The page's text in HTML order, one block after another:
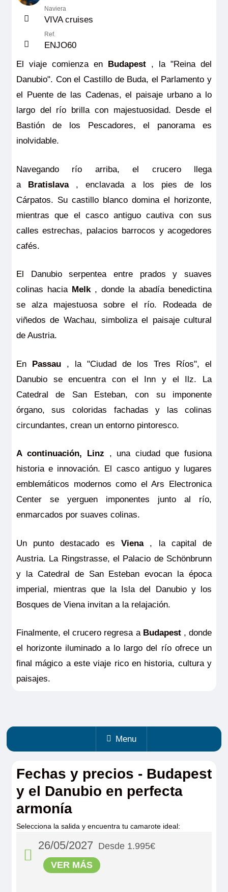
Naviera
VIVA cruises
Ref.
ENJO60
El viaje comienza en Budapest , la "Reina del
Danubio". Con el Castillo de Buda, el Parlamento y
el Puente de las Cadenas, el paisaje urbano a lo
largo del río brilla con majestuosidad. Desde el
Bastión de los Pescadores, el panorama es
inolvidable.
Navegando río arriba, el crucero llega
a Bratislava, enclavada a los pies de los
Cárpatos. Su castillo blanco domina el horizonte,
mientras que el casco antiguo cautiva con sus
calles estrechas, palacios barrocos y acogedores
cafés.
El Danubio serpentea entre prados y suaves
colinas hacia Melk, donde la abadía benedictina
se alza majestuosa sobre el río. Rodeada de
viñedos de Wachau, simboliza el paisaje cultural
de Austria.
En Passau, la "Ciudad de los Tres Ríos", el
Danubio se encuentra con el Inn y el Ilz. La
Catedral de San Esteban, con su imponente
órgano, sus coloridas fachadas y las colinas
circundantes, crean un entorno pintoresco.
A continuación, Linz , una ciudad que fusiona
historia e innovación. El casco antiguo y lugares
emblemáticos modernos como el Ars Electronica
Center se yerguen imponentes junto al río,
enmarcados por suaves colinas.
Un punto destacado es Viena, la capital de
Austria. La Ringstrasse, el Palacio de Schönbrunn
y la Catedral de San Esteban evocan la época
imperial, mientras que la Isla del Danubio y los
Bosques de Viena invitan a la relajación.
Finalmente, el crucero regresa a Budapest, donde
el horizonte iluminado a lo largo del río ofrece un
final mágico a este viaje rico en historia, cultura y
paisajes.
Menu
Fechas y precios - Budapest
y el Danubio en perfecta
armonía
Selecciona la salida y encuentra tu camarote ideal:
26/05/2027 Desde 1.995€
VER MÁS